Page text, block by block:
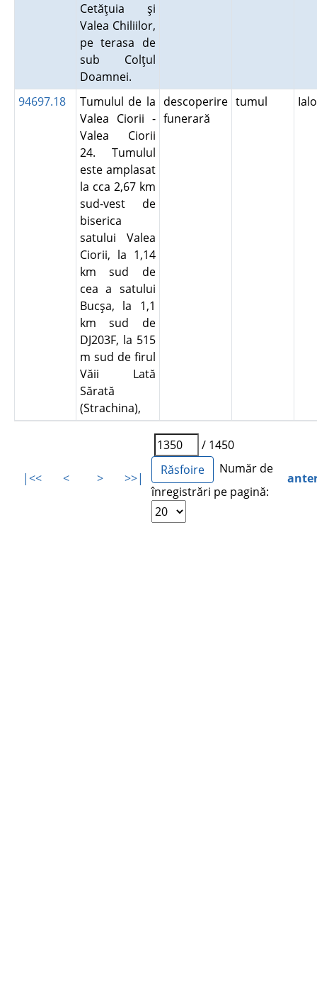
Cetăţuia şi
Valea Chiliilor,
pe terasa de
sub Colţul
Doamnei.
94697.18
Tumulul de la
Valea Ciorii -
Valea Ciorii
24. Tumulul
este amplasat
la cca 2,67 km
sud-vest de
biserica
satului Valea
Ciorii, la 1,14
km sud de
cea a satului
Bucşa, la 1,1
km sud de
DJ203F, la 515
m sud de firul
Văii Lată
Sărată
(Strachina),
descoperire
funerară
tumul
|<< < > >>|
/ 1450
Număr de
înregistrări pe pagină: